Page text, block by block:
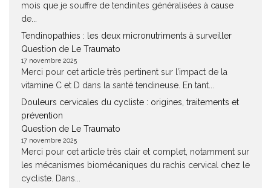
mois que je souffre de tendinites généralisées à cause
de...
Tendinopathies : les deux micronutriments à surveiller
Question de Le Traumato
17 novembre 2025
Merci pour cet article très pertinent sur l’impact de la
vitamine C et D dans la santé tendineuse. En tant...
Douleurs cervicales du cycliste : origines, traitements et
prévention
Question de Le Traumato
17 novembre 2025
Merci pour cet article très clair et complet, notamment sur
les mécanismes biomécaniques du rachis cervical chez le
cycliste. Dans...